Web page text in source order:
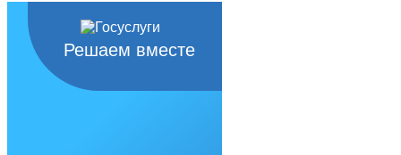
Решаем вместе